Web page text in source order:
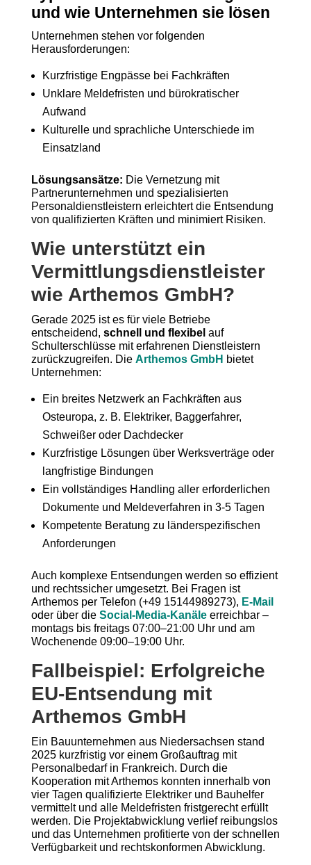
und wie Unternehmen sie lösen
Unternehmen stehen vor folgenden
Herausforderungen:
Kurzfristige Engpässe bei Fachkräften
Unklare Meldefristen und bürokratischer
Aufwand
Kulturelle und sprachliche Unterschiede im
Einsatzland
Lösungsansätze: Die Vernetzung mit
Partnerunternehmen und spezialisierten
Personaldienstleistern erleichtert die Entsendung
von qualifizierten Kräften und minimiert Risiken.
Wie unterstützt ein
Vermittlungsdienstleister
wie Arthemos GmbH?
Gerade 2025 ist es für viele Betriebe
entscheidend, schnell und flexibel auf
Schulterschlüsse mit erfahrenen Dienstleistern
zurückzugreifen. Die Arthemos GmbH bietet
Unternehmen:
Ein breites Netzwerk an Fachkräften aus
Osteuropa, z. B. Elektriker, Baggerfahrer,
Schweißer oder Dachdecker
Kurzfristige Lösungen über Werksverträge oder
langfristige Bindungen
Ein vollständiges Handling aller erforderlichen
Dokumente und Meldeverfahren in 3-5 Tagen
Kompetente Beratung zu länderspezifischen
Anforderungen
Auch komplexe Entsendungen werden so effizient
und rechtssicher umgesetzt. Bei Fragen ist
Arthemos per Telefon (+49 15144989273), E-Mail
oder über die Social-Media-Kanäleerreichbar –
montags bis freitags 07:00–21:00 Uhr und am
Wochenende 09:00–19:00 Uhr.
Fallbeispiel: Erfolgreiche
EU-Entsendung mit
Arthemos GmbH
Ein Bauunternehmen aus Niedersachsen stand
2025 kurzfristig vor einem Großauftrag mit
Personalbedarf in Frankreich. Durch die
Kooperation mit Arthemos konnten innerhalb von
vier Tagen qualifizierte Elektriker und Bauhelfer
vermittelt und alle Meldefristen fristgerecht erfüllt
werden. Die Projektabwicklung verlief reibungslos
und das Unternehmen profitierte von der schnellen
Verfügbarkeit und rechtskonformen Abwicklung.